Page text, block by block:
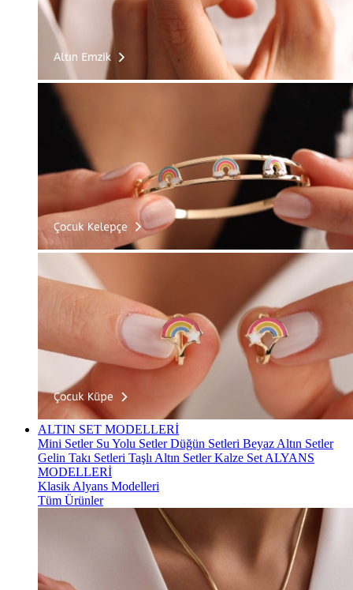
ALTIN SET MODELLERİ
Mini Setler Su Yolu SetlerDüğün Setleri Beyaz Altın Setler
Gelin Takı Setleri Taşlı Altın SetlerKalze Set ALYANS
MODELLERİ
Klasik Alyans Modelleri
Tüm Ürünler